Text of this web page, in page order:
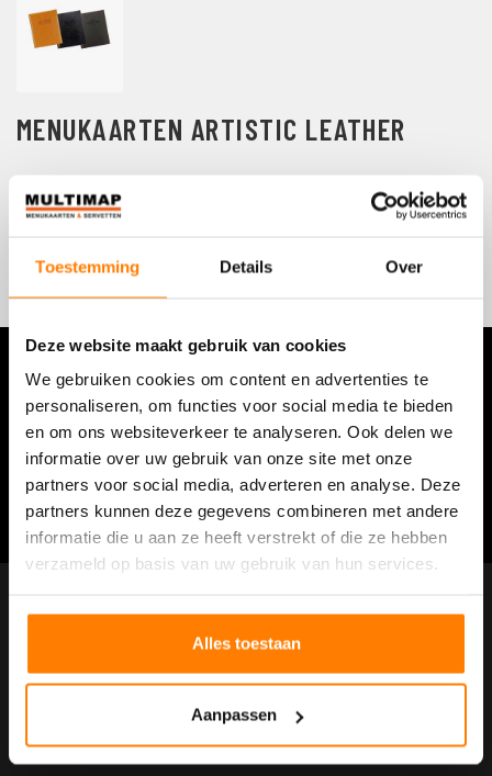
Toestemming Details Over
Deze website maakt gebruik van cookies
We gebruiken cookies om content en advertenties te
personaliseren, om functies voor social media te bieden
en om ons websiteverkeer te analyseren. Ook delen we
informatie over uw gebruik van onze site met onze
partners voor social media, adverteren en analyse. Deze
partners kunnen deze gegevens combineren met andere
informatie die u aan ze heeft verstrekt of die ze hebben
verzameld op basis van uw gebruik van hun services.
Alles toestaan
Aanpassen
MENUKAARTEN ARTISTIC LEATHER
Bel ons op +32 (0)800 70980
WIJ KOMEN GRAAG BIJ U LANGS VOOR EEN
VRIJBLIJVEND ADVIESGESPREK
PLAN EEN AFSPRAAK
Multi Map
+32 (0)800 70980